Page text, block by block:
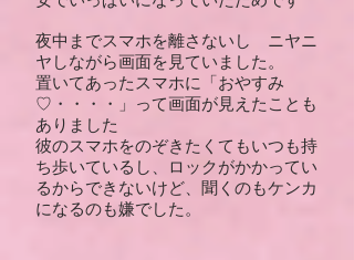
夜中までスマホを離さないし ニヤニ
ヤしながら画面を見ていました。
置いてあったスマホに「おやすみ
♡・・・・」って画面が見えたことも
ありました
彼のスマホをのぞきたくてもいつも持
ち歩いているし、ロックがかかってい
るからできないけど、聞くのもケンカ
になるのも嫌でした。